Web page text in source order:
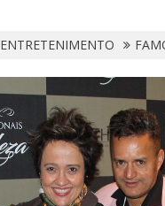
ENTRETENIMENTO